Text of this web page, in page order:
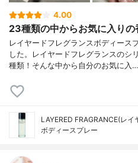
4.00
23種類の中からお気に入り
レイヤードフレグランスボディース
した。レイヤードフレグランスのシ
種類！そんな中から自分のお気に入…
LAYERED FRAGRANCE(レ
ボディースプレー